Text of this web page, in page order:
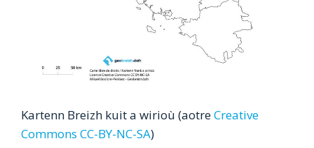
Kartenn Breizh kuit a wirioù (aotreCreative
Commons CC-BY-NC-SA)